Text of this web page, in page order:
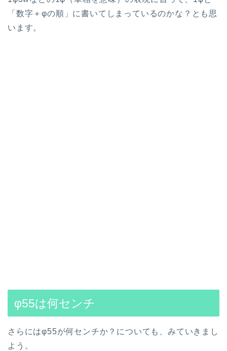
「数字＋φの順」に書いてしまっているのかな？とも思
います。
φ55は何センチ
さらにはφ55が何センチか？についても、みていきまし
よう。